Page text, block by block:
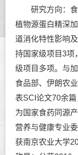
研究方向：
植物源蛋白精深
道消化特性影响
持国家级项目3项
级项目多项。与
食品部、伊朗农
表SCI论文70余
为国家食药同源
营养与健康专业
获南京农业大学